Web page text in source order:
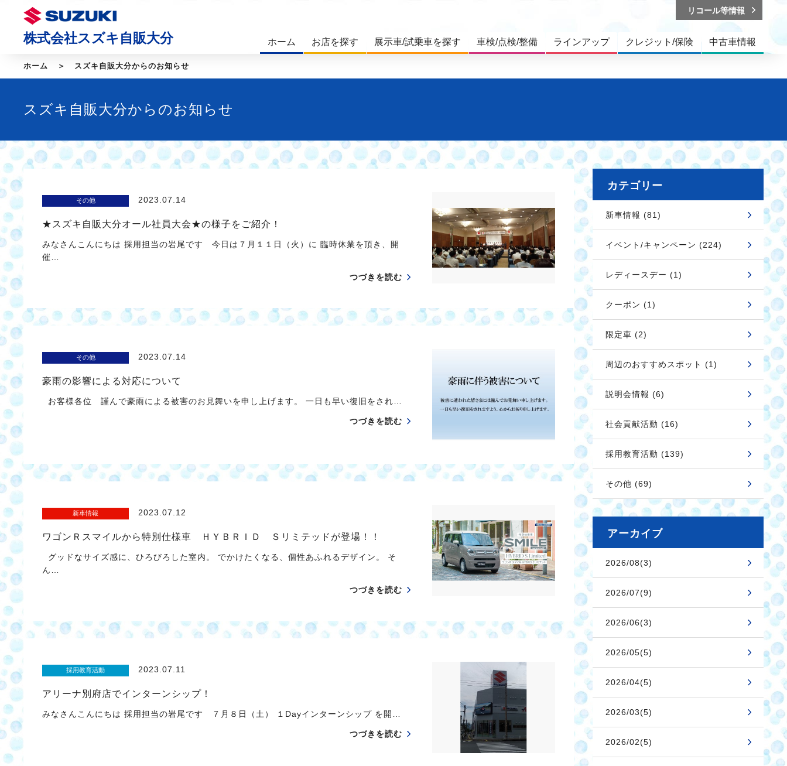
株式会社スズキ自販大分 ホーム お店を探す 展示車/試乗車を探す 車検/点検/整備 ラインアップ クレジット/保険 中古車情報
リコール等情報
ホーム スズキ自販大分からのお知らせ
スズキ自販大分からのお知らせ
その他 2023.07.14
★スズキ自販大分オール社員大会★の様子をご紹介！
みなさんこんにちは 採用担当の岩尾です 今日は７月１１日（火）に 臨時休業を頂き、開
催…
つづきを読む
その他 2023.07.14
豪雨の影響による対応について
お客様各位 謹んで豪雨による被害のお見舞いを申し上げます。 一日も早い復旧をされ…
つづきを読む
新車情報 2023.07.12
ワゴンＲスマイルから特別仕様車 ＨＹＢＲＩＤ Ｓリミテッドが登場！！
グッドなサイズ感に、ひろびろした室内。 でかけたくなる、個性あふれるデザイン。 そ
ん…
つづきを読む
採用教育活動 2023.07.11
アリーナ別府店でインターンシップ！
みなさんこんにちは 採用担当の岩尾です ７月８日（土） １Dayインターンシップ を開…
つづきを読む
カテゴリー
新車情報 (81)
イベント/キャンペーン (224)
レディースデー (1)
クーポン (1)
限定車 (2)
周辺のおすすめスポット (1)
説明会情報 (6)
社会貢献活動 (16)
採用教育活動 (139)
その他 (69)
アーカイブ
2026/08(3)
2026/07(9)
2026/06(3)
2026/05(5)
2026/04(5)
2026/03(5)
2026/02(5)